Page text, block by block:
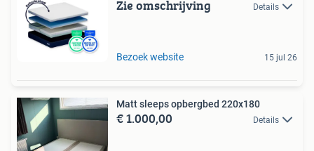
Zie omschrijving Details
Bezoek website 15 jul 26
Matt sleeps opbergbed 220x180
€ 1.000,00 Details